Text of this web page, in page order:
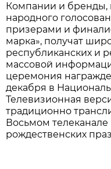
Компании и бренды,
народного
призерами и
марка», получат
республиканских и
массовой
церемония
декабря в
Телевизионная
традиционно
Восьмом
рождественских